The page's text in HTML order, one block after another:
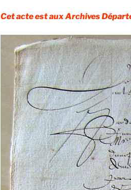
Cet acte est aux Archives